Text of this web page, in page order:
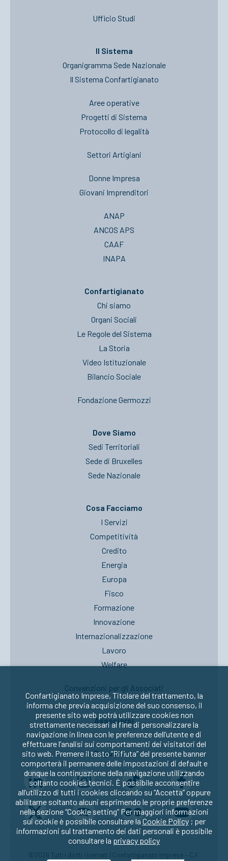
Ufficio Studi
Il Sistema
Organigramma Sede Nazionale
Il Sistema Confartigianato
Aree operative
Progetti di Sistema
Protocollo di legalità
Settori Artigiani
Donne Impresa
Giovani Imprenditori
ANAP
ANCOS APS
CAAF
INAPA
Confartigianato
Chi siamo
Organi Sociali
Le Regole del Sistema
La Storia
Video Istituzionale
Bilancio Sociale
Fondazione Germozzi
Dove Siamo
Sedi Territoriali
Sede di Bruxelles
Sede Nazionale
Cosa Facciamo
I Servizi
Competitività
Credito
Energia
Europa
Fisco
Formazione
Innovazione
Internazionalizzazione
Lavoro
Welfare
Convenzioni per gli Associati
Associarsi
Seguici su:
©2026 Tutti i diritti riservati | Confartigianato Imprese – C.F.
Confartigianato Imprese, Titolare del trattamento, la
informa che previa acquisizione del suo consenso, il
presente sito web potrà utilizzare cookies non
strettamente necessari al fine di personalizzare la
navigazione in linea con le preferenze dell’utente e di
effettuare l’analisi sui comportamenti dei visitatori del
sito web. Premere il tasto “Rifiuta” del presente banner
comporterà il permanere delle impostazioni di default e
dunque la continuazione della navigazione utilizzando
soltanto cookies tecnici. È possibile acconsentire
all’utilizzo di tutti i cookies cliccando su “Accetta” oppure
abilitarne soltanto alcuni esprimendo le proprie preferenze
nella sezione “Cookie setting” Per maggiori informazioni
sui cookie è possibile consultare la Cookie Policy; per
informazioni sul trattamento dei dati personali è possibile
consultare la privacy policy